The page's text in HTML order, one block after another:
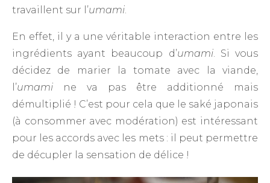
travaillent sur l’umami.
En effet, il y a une véritable interaction entre les
ingrédients ayant beaucoup d’umami. Si vous
décidez de marier la tomate avec la viande,
l’umami ne va pas être additionné mais
démultiplié ! C’est pour cela que le saké japonais
(à consommer avec modération) est intéressant
pour les accords avec les mets : il peut permettre
de décupler la sensation de délice !